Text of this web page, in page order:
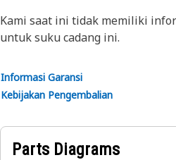
Kami saat ini tidak memiliki
untuk suku cadang ini.
Informasi Garansi
Kebijakan Pengembalian
Parts Diagrams